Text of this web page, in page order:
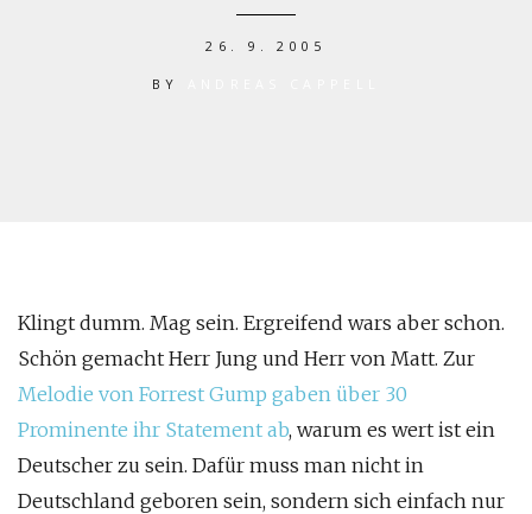
26. 9. 2005
BY
Klingt dumm. Mag sein. Ergreifend wars aber schon.
Schön gemacht Herr Jung und Herr von Matt. Zur
Melodie von Forrest Gump gaben über 30
Prominente ihr Statement ab, warum es wert ist ein
Deutscher zu sein. Dafür muss man nicht in
Deutschland geboren sein, sondern sich einfach nur